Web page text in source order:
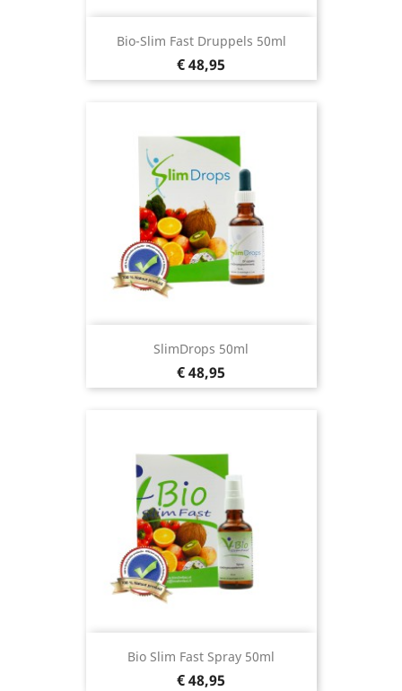
Bio-Slim Fast Druppels 50ml
Prijs
€ 48,95
SlimDrops 50ml
Prijs
€ 48,95
Bio Slim Fast Spray 50ml
Prijs
€ 48,95